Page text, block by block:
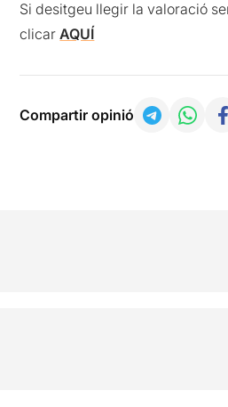
Si desitgeu llegir la valoració
clicarAQUÍ
Compartir opinió